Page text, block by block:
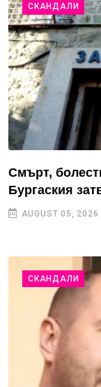
СКАНДАЛИ
Смърт,
Бургаския
AUGUST 05, 2026
СКАНДАЛИ